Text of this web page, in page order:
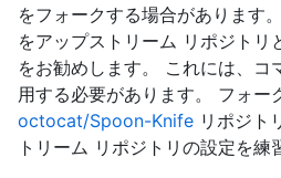
をフォークする場合があります
をアップストリーム リポジトリ
をお勧めします。 これには、
用する必要があります。 フォー
octocat/Spoon-Knife リポジト
トリーム リポジトリの設定を練